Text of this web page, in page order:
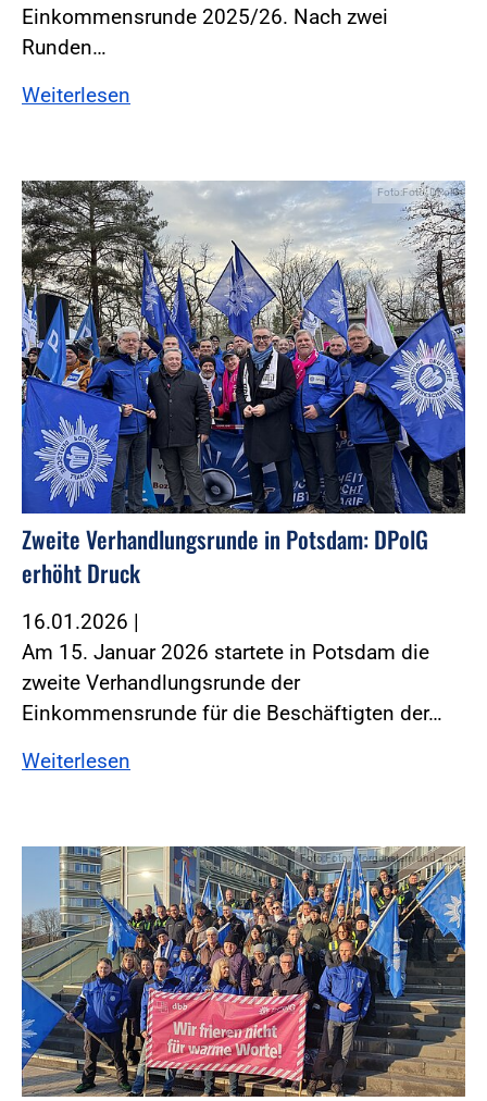
Einkommensrunde 2025/26. Nach zwei
Runden…
Weiterlesen
Foto:Foto: DPolG
Zweite Verhandlungsrunde in Potsdam: DPolG
erhöht Druck
16.01.2026 |
Am 15. Januar 2026 startete in Potsdam die
zweite Verhandlungsrunde der
Einkommensrunde für die Beschäftigten der…
Weiterlesen
Foto:Foto: Morgenstern und Zind